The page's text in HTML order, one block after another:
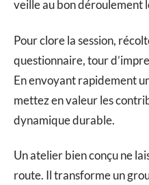
veille au bon déroulement
Pour clore la session,
questionnaire, tour
En envoyant rapidement
mettez en valeur les
dynamique durable.
Un atelier bien conçu ne
route. Il transforme un